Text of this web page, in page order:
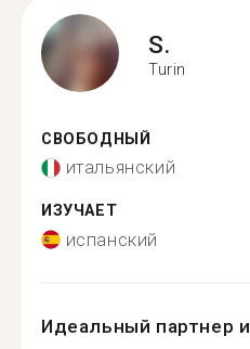
S.
Turin
СВОБОДНЫЙ
итальянский
ИЗУЧАЕТ
испанский
Идеальный партнер